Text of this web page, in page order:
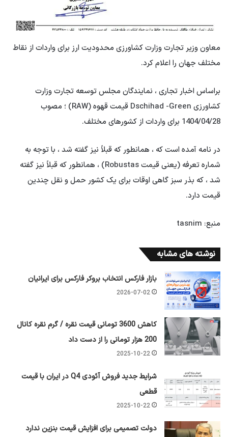
معاون وزیر تجارت وزارت کشاورزی محدودیت ارز برای واردات از نقاط
مختلف جهان را اعلام کرد.
براساس اخبار تجاری ، نمایندگان مجلس توسعه تجارت وزارت
کشاورزی Dschihad -Green قیمت قهوه (RAW) ؛ مصوب
1404/04/28 برای واردات از کشورهای مختلف.
در نامه آمده است که ، همانطور که قبلاً نیز گفته شد ، با توجه به
شماره تعرفه (یعنی قیمت Robustas) ، همانطور که قبلاً نیز گفته
شد ، که بذر سبز گاهی اوقات برای یک کشور حمل و نقل چندین
قیمت دارد.
منبع: tasnim
نوشته های مشابه
بازار فارکس انتخاب بروکر فارکس برای ایرانیان
2026-07-02
کاهش 3600 تومانی قیمت نقره / گرم نقره کانال
200 هزار تومانی را از دست داد
2025-10-22
شرایط جدید فروش آئودی Q4 در ایران با قیمت
قطعی
2025-10-22
دولت تصمیمی برای افزایش قیمت بنزین ندارد